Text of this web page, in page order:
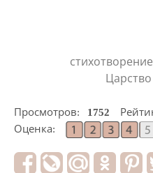
стихотворение
Просмотров: 1752
Оценка: